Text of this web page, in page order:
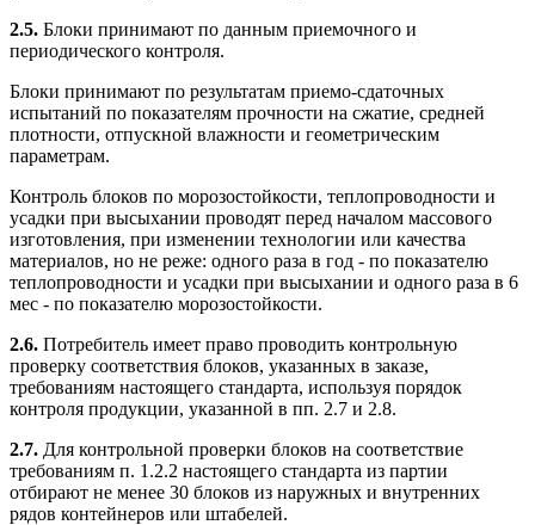
2.5. Блоки принимают по данным приемочного и
периодического контроля.
Блоки принимают по результатам приемо-сдаточных
испытаний по показателям прочности на сжатие, средней
плотности, отпускной влажности и геометрическим
параметрам.
Контроль блоков по морозостойкости, теплопроводности и
усадки при высыхании проводят перед началом массового
изготовления, при изменении технологии или качества
материалов, но не реже: одного раза в год - по показателю
теплопроводности и усадки при высыхании и одного раза в 6
мес - по показателю морозостойкости.
2.6. Потребитель имеет право проводить контрольную
проверку соответствия блоков, указанных в заказе,
требованиям настоящего стандарта, используя порядок
контроля продукции, указанной в пп. 2.7 и 2.8.
2.7. Для контрольной проверки блоков на соответствие
требованиям п. 1.2.2 настоящего стандарта из партии
отбирают не менее 30 блоков из наружных и внутренних
рядов контейнеров или штабелей.